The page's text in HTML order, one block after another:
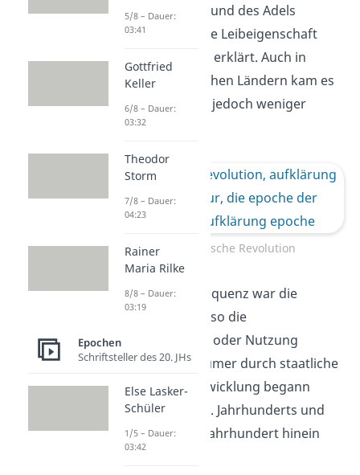
(geistlicher Stand) und des Adels
abgeschafft und die Leibeigenschaft
wurde für beendet erklärt. Auch in
anderen europäischen Ländern kam es
zu Aufständen, die jedoch weniger
erfolgreich waren.
Die Französische Revolution
Eine weitere Konsequenz war die
, also die
Beschlagnahmung oder Nutzung
kirchlicher Besitztümer durch staatliche
Organe. Diese Entwicklung begann
gegen Ende des 18. Jahrhunderts und
setzte sich ins 19. Jahrhundert hinein
5/8 – Dauer:
03:41
Gottfried
Keller
6/8 – Dauer:
03:32
Theodor
Storm
7/8 – Dauer:
04:23
Rainer
Maria Rilke
8/8 – Dauer:
03:19
Epochen
Schriftsteller des 20. JHs
Else Lasker-
Schüler
1/5 – Dauer:
03:42